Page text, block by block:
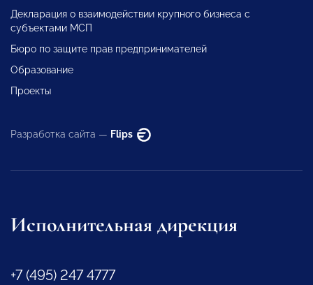
Декларация о взаимодействии крупного бизнеса с
субъектами МСП
Бюро по защите прав предпринимателей
Образование
Проекты
Разработка сайта — Flips
Исполнительная дирекция
+7 (495) 247 4777